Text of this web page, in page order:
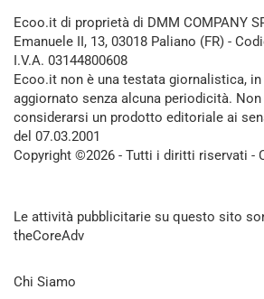
Ecoo.it di proprietà di DMM COMPANY
Emanuele II, 13, 03018 Paliano (FR) -
I.V.A. 03144800608
Ecoo.it non è una testata giornalistica,
aggiornato senza alcuna periodicità.
considerarsi un prodotto editoriale ai
del 07.03.2001
Copyright ©2026 - Tutti i diritti riservati -
Le attività pubblicitarie su questo sito
theCoreAdv
Chi Siamo